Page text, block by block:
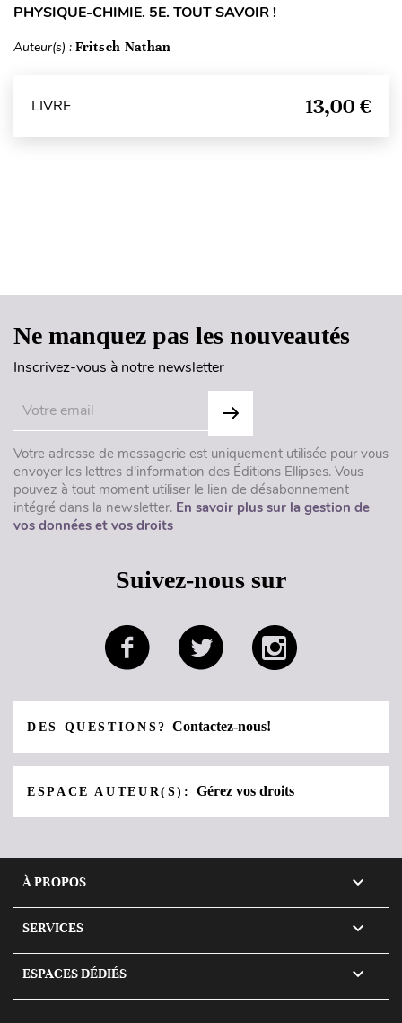
PHYSIQUE-CHIMIE. 5E. TOUT SAVOIR !
Auteur(s) : Fritsch Nathan
LIVRE 13,00 €
Ne manquez pas les nouveautés
Inscrivez-vous à notre newsletter
Votre adresse de messagerie est uniquement utilisée pour vous
envoyer les lettres d'information des Éditions Ellipses. Vous
pouvez à tout moment utiliser le lien de désabonnement
intégré dans la newsletter. En savoir plus sur la gestion de
vos données et vos droits
Suivez-nous sur
DES QUESTIONS?Contactez-nous!
ESPACE AUTEUR(S):Gérez vos droits
À PROPOS 
SERVICES 
ESPACES DÉDIÉS 